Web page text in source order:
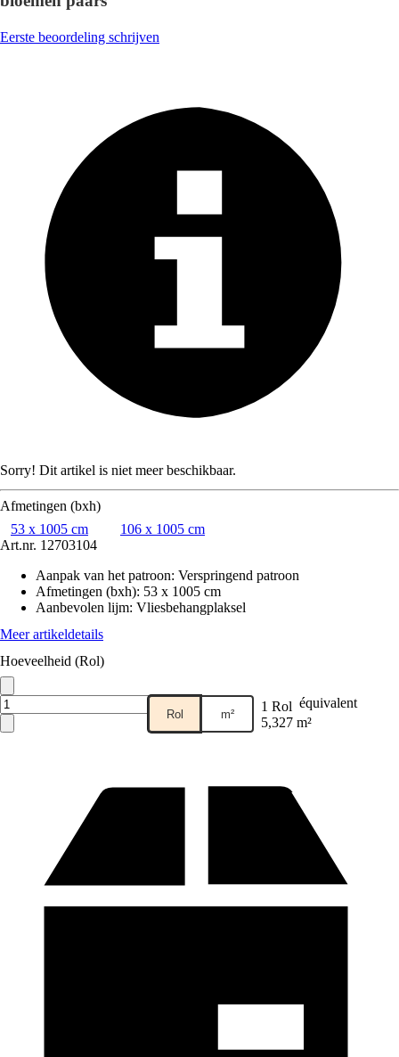
Eerste beoordeling schrijven
Sorry! Dit artikel is niet meer beschikbaar.
Afmetingen (bxh)
53 x 1005 cm
106 x 1005 cm
Art.nr. 12703104
Aanpak van het patroon: Verspringend patroon
Afmetingen (bxh): 53 x 1005 cm
Aanbevolen lijm: Vliesbehangplaksel
Meer artikeldetails
Hoeveelheid (Rol)
Rol m² 1 Rol équivalent
5,327 m²